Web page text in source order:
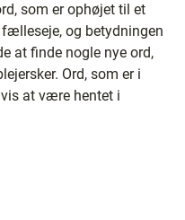
som er ophøjet til et
og betydningen
at finde nogle nye ord,
Ord, som er i
at være hentet i